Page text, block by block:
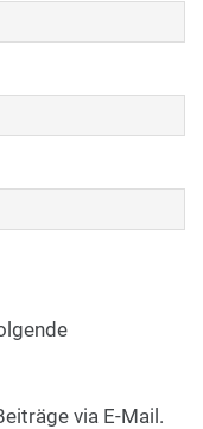
via E-Mail.